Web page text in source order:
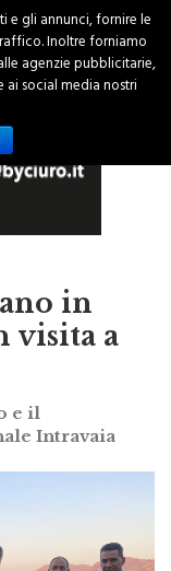
in
a
e il
Intravaia
e gli annunci, fornire le
Inoltre forniamo
agenzie pubblicitarie,
social media nostri